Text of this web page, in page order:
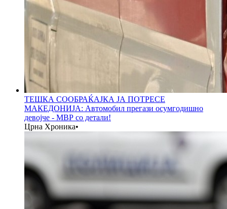
ТЕШКА СООБРАЌАЈКА ЈА ПОТРЕСЕ
МАКЕДОНИЈА: Автомобил прегази осумгодишно
девојче - МВР со детали!
Црна Хроника•